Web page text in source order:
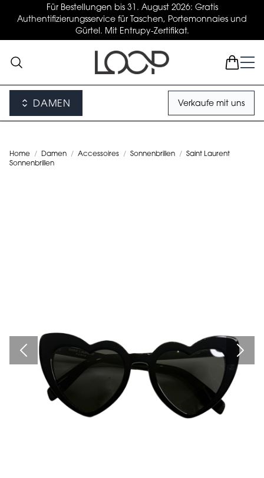
Für Bestellungen bis 31. August 2026: Gratis
Authentifizierungsservice für Taschen, Portemonnaies und
Gürtel. Mit Entrupy-Zertifikat.
DAMEN Verkaufe mit uns
Home / Damen / Accessoires / Sonnenbrillen / Saint Laurent
Sonnenbrillen